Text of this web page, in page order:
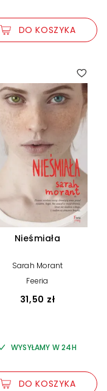
DO KOSZYKA
Nieśmiała
Sarah Morant
Feeria
31,50 zł
WYSYŁAMY W 24H
DO KOSZYKA